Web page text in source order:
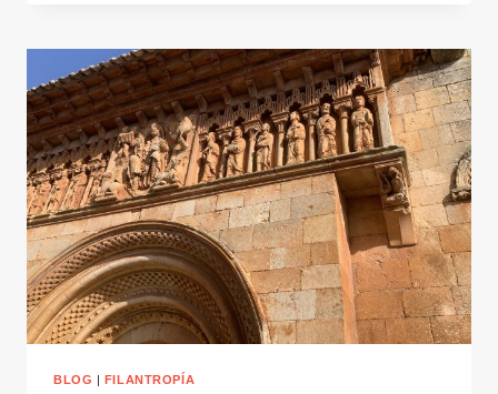
29
AÑOS
DE
INNOVACIÓN
SOCIAL
Y
DIGITALIZACIÓN
BLOG FILANTROPÍA